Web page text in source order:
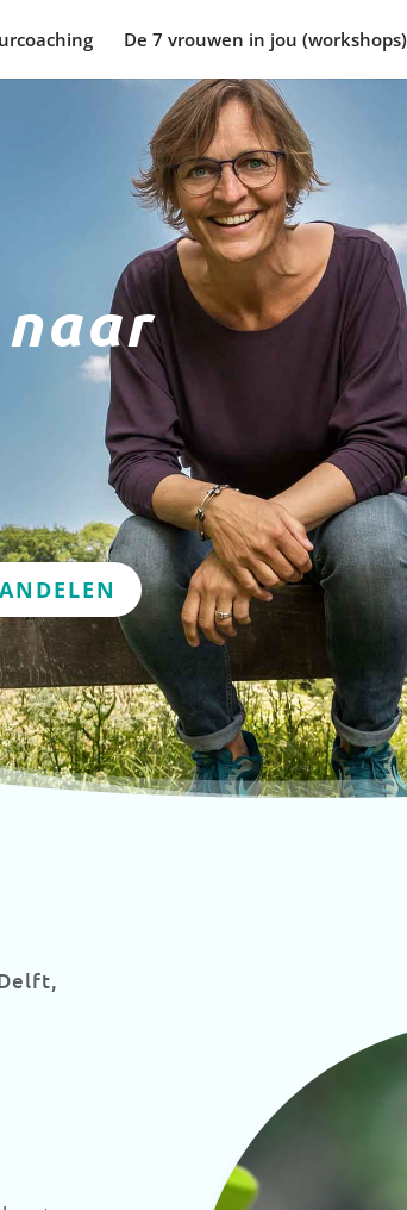
De 7 vrouwen in jou (workshops)